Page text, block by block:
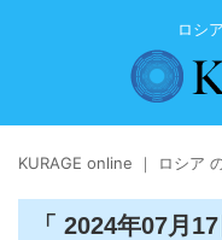
ロシ
KURAGE online ｜ ロシア
「 2024年07月